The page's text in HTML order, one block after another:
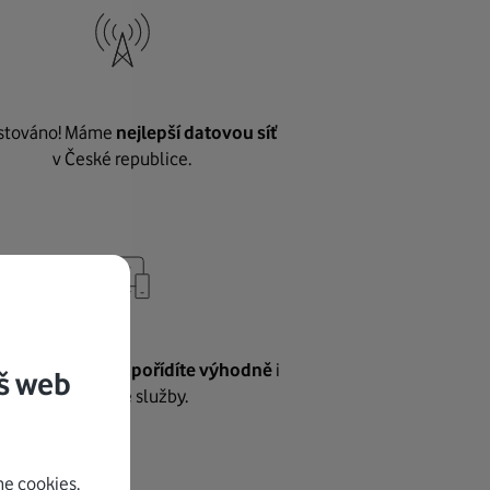
Máme nejlepší datovou síť
v České republice.
internetu pořídíte výhodněi
další naše služby.
web
cookies.